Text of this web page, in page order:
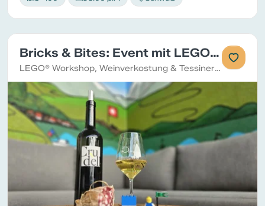
Bricks & Bites: Event mit LEGO®, Wein und Apéro
LEGO® Workshop, Weinverkostung & Tessiner Apéro: kreativ, genussvoll, überraschend anders.